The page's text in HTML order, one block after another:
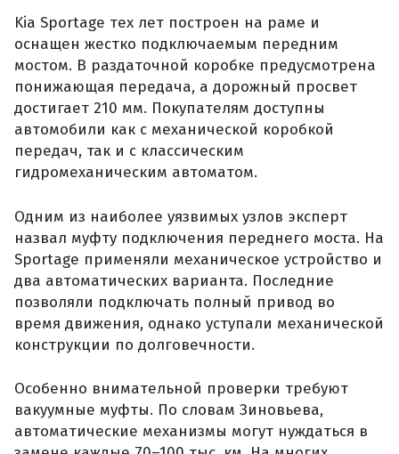
Kia Sportage тех лет построен на раме и
оснащен жестко подключаемым передним
мостом. В раздаточной коробке предусмотрена
понижающая передача, а дорожный просвет
достигает 210 мм. Покупателям доступны
автомобили как с механической коробкой
передач, так и с классическим
гидромеханическим автоматом.
Одним из наиболее уязвимых узлов эксперт
назвал муфту подключения переднего моста. На
Sportage применяли механическое устройство и
два автоматических варианта. Последние
позволяли подключать полный привод во
время движения, однако уступали механической
конструкции по долговечности.
Особенно внимательной проверки требуют
вакуумные муфты. По словам Зиновьева,
автоматические механизмы могут нуждаться в